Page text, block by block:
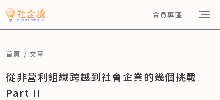
會員專區
首頁 文章
從非營利組織跨越到社會企業的幾個挑戰
Part II